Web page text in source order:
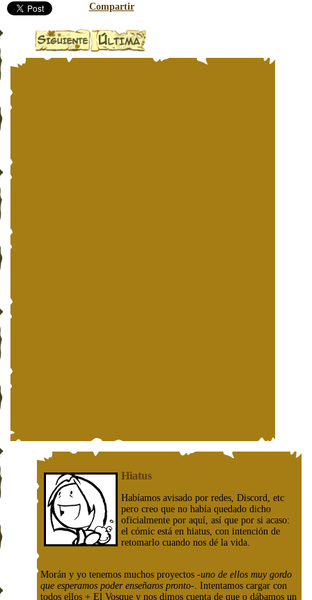
Compartir
Hiatus
Habíamos avisado por redes, Discord, etc
pero creo que no había quedado dicho
oficialmente por aquí, así que por si acaso:
el cómic está en hiatus, con intención de
retomarlo cuando nos dé la vida.
Morán y yo tenemos muchos proyectos -uno de ellos muy gordo
que esperamos poder enseñaros pronto- . Intentamos cargar con
todos ellos + El Vosque y nos dimos cuenta de que o dábamos un